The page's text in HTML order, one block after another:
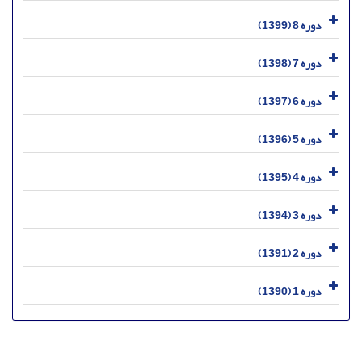
دوره 8 (1399)
دوره 7 (1398)
دوره 6 (1397)
دوره 5 (1396)
دوره 4 (1395)
دوره 3 (1394)
دوره 2 (1391)
دوره 1 (1390)